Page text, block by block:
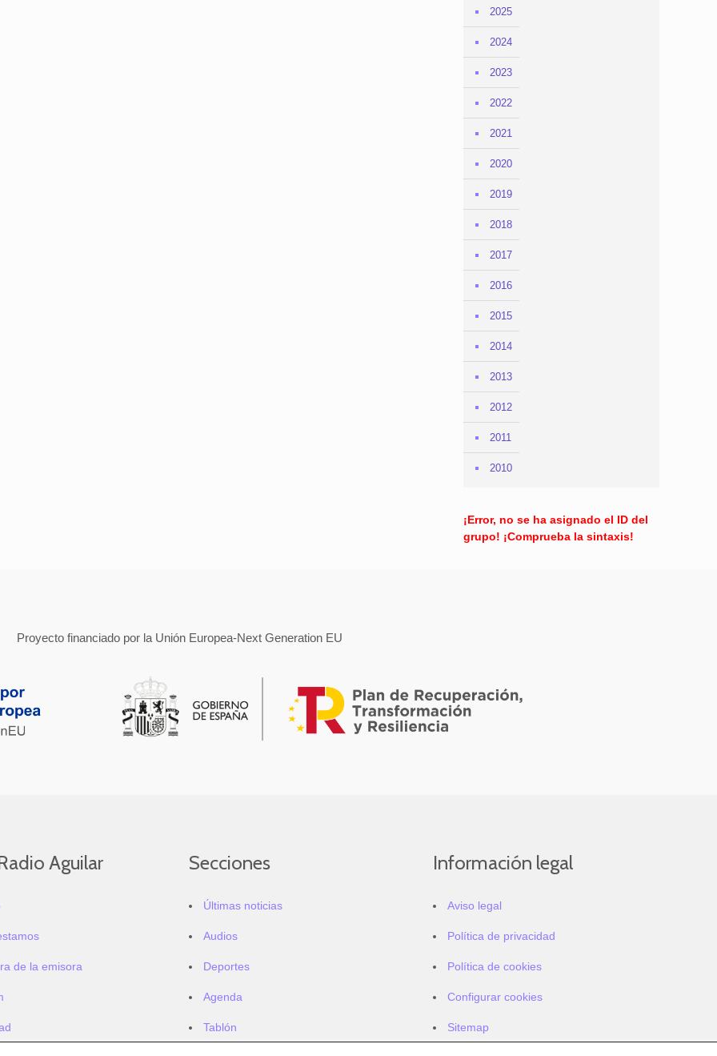
2025
2024
2023
2022
2021
2020
2019
2018
2017
2016
2015
2014
2013
2012
2011
2010
¡Error, no se ha asignado el ID del
grupo! ¡Comprueba la sintaxis!
Proyecto financiado por la Unión Europea-Next Generation EU
Aguilar
de la emisora
Secciones
Últimas noticias
Audios
Deportes
Agenda
Tablón
Información legal
Aviso legal
Política de privacidad
Política de cookies
Configurar cookies
Sitemap